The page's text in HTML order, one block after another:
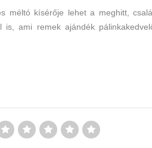
méltó kísérője lehet a meghitt,
is, ami remek ajándék